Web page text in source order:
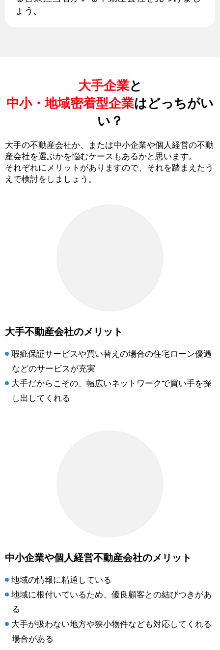
ょう。
大手企業と
中小・地域密着型企業はどっちがい
い？
大手の不動産会社か、または中小企業や個人経営の不動
産会社を選ぶかを悩むケースもあるかと思います。
それぞれにメリットがありますので、それを踏まえたう
えで検討をしましょう。
大手不動産会社のメリット
瑕疵保証サービスや買い替えの場合の住宅ローン優遇
などのサービスが充実
大手だからこその、幅広いネットワークで買い手を探
し出してくれる
中小企業や個人経営不動産会社のメリット
地域の情報に精通している
地域に根付いているため、優良顧客との結びつきがあ
る
大手が扱わない地方や狭小物件なども対応してくれる
場合がある